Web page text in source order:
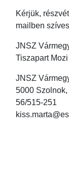
Kérjük,
mailben
JNSZ
Tiszapart
JNSZ
5000 Szolnok,
56/515-251